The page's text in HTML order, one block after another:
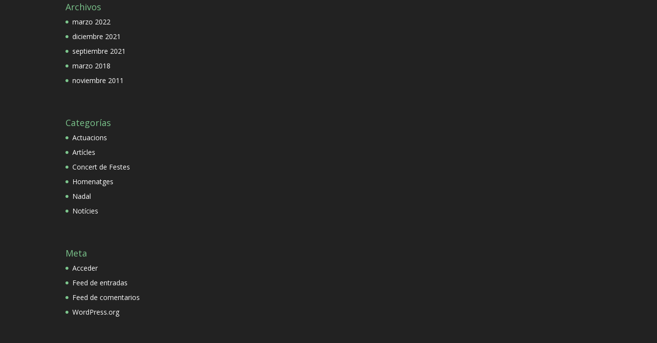
Archivos
marzo 2022
diciembre 2021
septiembre 2021
marzo 2018
noviembre 2011
Categorías
Actuacions
Artícles
Concert de Festes
Homenatges
Nadal
Notícies
Meta
Acceder
Feed de entradas
Feed de comentarios
WordPress.org